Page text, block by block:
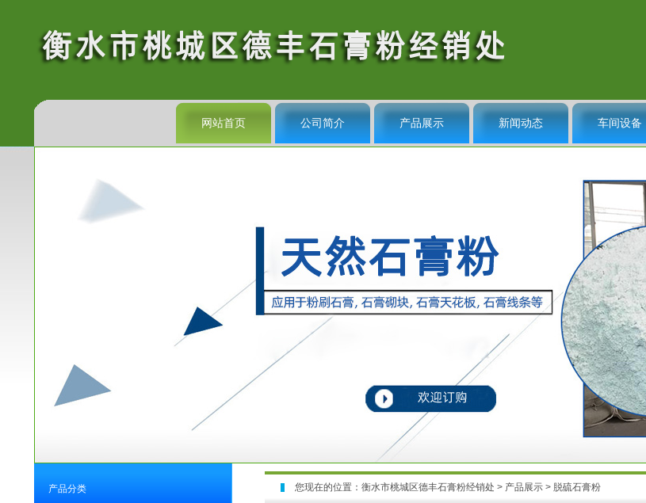
网站首页 公司简介 产品展示 新闻动态 车间设备
您现在的位置： 衡水市桃城区德丰石膏粉经销处 > 产品展示 > 脱硫石膏粉
产品分类